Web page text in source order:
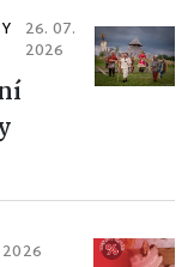
26. 07.
2026